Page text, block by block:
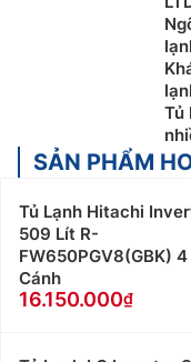
Tủ
SẢN PHẨM
Tủ Lạnh Hitachi
509 Lít R-
FW650PGV8(GBK) 4
Cánh
16.150.000